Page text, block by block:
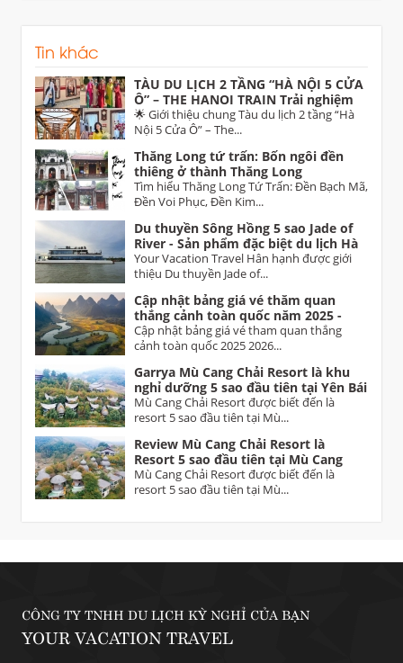
Tin khác
TÀU DU LỊCH 2 TẦNG “HÀ NỘI 5 CỬA
Ô” – THE HANOI TRAIN Trải nghiệm
di sản độc đáo dịp 30/4 trên tuyến Hà
Nội – Từ Sơn (Bắc Ninh)
🌟 Giới thiệu chung Tàu du lịch 2 tầng “Hà
Nội 5 Cửa Ô” – The...
Thăng Long tứ trấn: Bốn ngôi đền
thiêng ở thành Thăng Long
Tìm hiểu Thăng Long Tứ Trấn: Đền Bạch Mã,
Đền Voi Phục, Đền Kim...
Du thuyền Sông Hồng 5 sao Jade of
River - Sản phẩm đặc biệt du lịch Hà
Nội
Your Vacation Travel Hân hạnh được giới
thiệu Du thuyền Jade of...
Cập nhật bảng giá vé thăm quan
thắng cảnh toàn quốc năm 2025 -
2026 Vietnam tourist attractions
ticket prices
Cập nhật bảng giá vé tham quan thắng
cảnh toàn quốc 2025 2026...
Garrya Mù Cang Chải Resort là khu
nghỉ dưỡng 5 sao đầu tiên tại Yên Bái
Mù Cang Chải Resort được biết đến là
resort 5 sao đầu tiên tại Mù...
Review Mù Cang Chải Resort là
Resort 5 sao đầu tiên tại Mù Cang
Chải Yên Bái
Mù Cang Chải Resort được biết đến là
resort 5 sao đầu tiên tại Mù...
CÔNG TY TNHH DU LỊCH KỲ NGHỈ CỦA BẠN
YOUR VACATION TRAVEL